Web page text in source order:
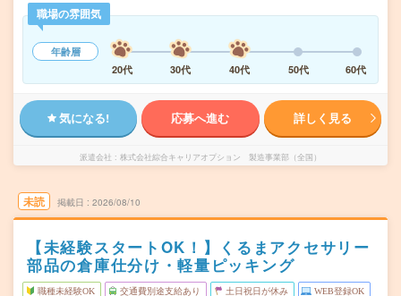
職場の雰囲気
年齢層
20代
30代 40代 50代 60代
気になる! 応募へ進む 詳しく見る
派遣会社 株式会社綜合キャリアオプション 製造事業部（全国）
未読 掲載日 2026/08/10
【未経験スタートOK！】くるまアクセサリー
部品の倉庫仕分け・軽量ピッキング
職種未経験OK 交通費別途支給あり 土日祝日が休み WEB登録OK